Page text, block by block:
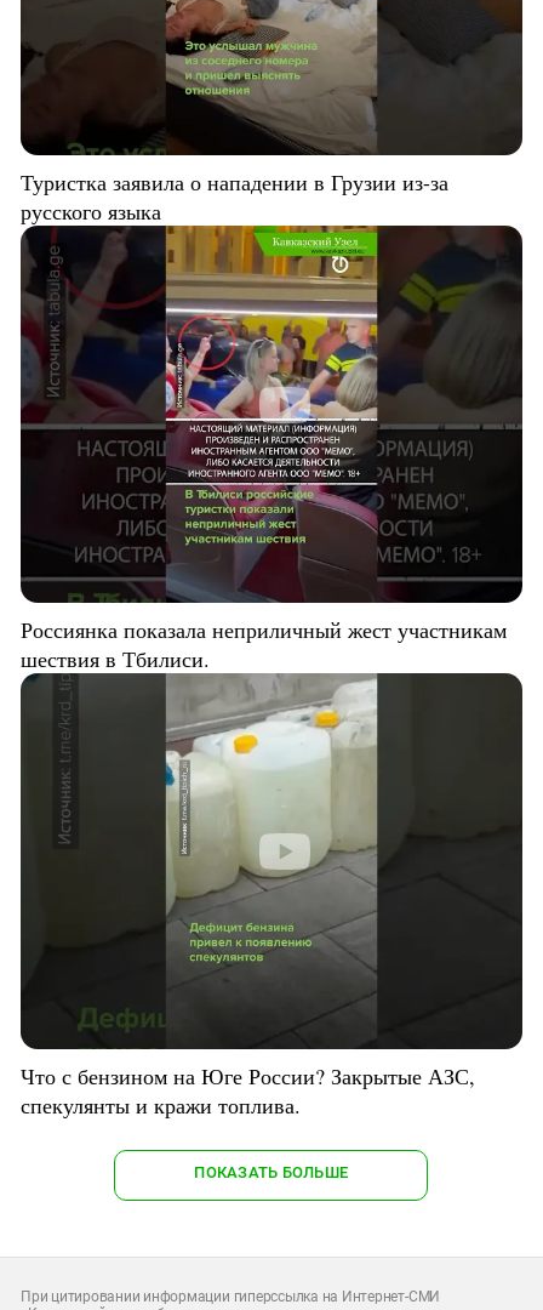
Туристка заявила о нападении в Грузии из-за
русского языка
Россиянка показала неприличный жест участникам
шествия в Тбилиси.
Что с бензином на Юге России? Закрытые АЗС,
спекулянты и кражи топлива.
ПОКАЗАТЬ БОЛЬШЕ
При цитировании информации гиперссылка на Интернет-СМИ